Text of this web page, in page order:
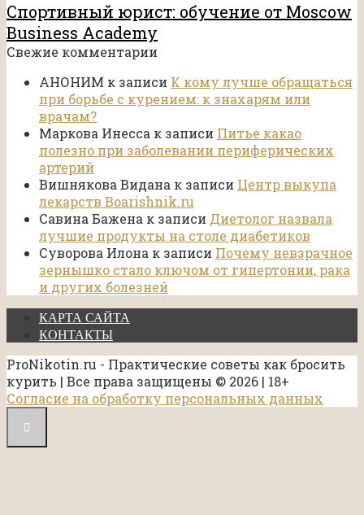
Спортивный юрист: обучение от Moscow
Business Academy
Свежие комментарии
АНОНИМ к записи К кому лучше обращаться
при борьбе с курением: к знахарям или
врачам?
Маркова Инесса к записи Питье какао
полезно при заболевании периферических
артерий
Вишнякова Видана к записи Центр выкупа
лекарств Boarishnik.ru
Савина Бажена к записи Диетолог назвала
лучшие продукты на столе диабетиков
Суворова Илона к записи Почему невзрачное
зернышко стало ключом от гипертонии, рака
и других болезней
КАРТА САЙТА
КОНТАКТЫ
ProNikotin.ru - Практические советы как бросить
курить | Все права защищены © 2026 | 18+
Согласие на обработку персональных данных